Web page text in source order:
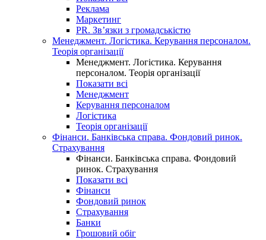
Реклама
Маркетинг
PR. Зв’язки з громадськістю
Менеджмент. Логістика. Керування персоналом.
Теорія організації
Менеджмент. Логістика. Керування
персоналом. Теорія організації
Показати всі
Менеджмент
Керування персоналом
Логістика
Теорія організації
Фінанси. Банківська справа. Фондовий ринок.
Страхування
Фінанси. Банківська справа. Фондовий
ринок. Страхування
Показати всі
Фінанси
Фондовий ринок
Страхування
Банки
Грошовий обіг